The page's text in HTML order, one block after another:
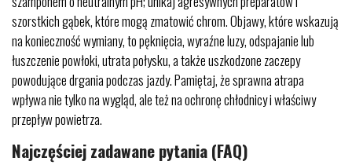
szorstkich gąbek, które mogą zmatowić chrom. Objawy, które wskazują
na konieczność wymiany, to pęknięcia, wyraźne luzy, odspajanie lub
łuszczenie powłoki, utrata połysku, a także uszkodzone zaczepy
powodujące drgania podczas jazdy. Pamiętaj, że sprawna atrapa
wpływa nie tylko na wygląd, ale też na ochronę chłodnicy i właściwy
przepływ powietrza.
Najczęściej zadawane pytania (FAQ)